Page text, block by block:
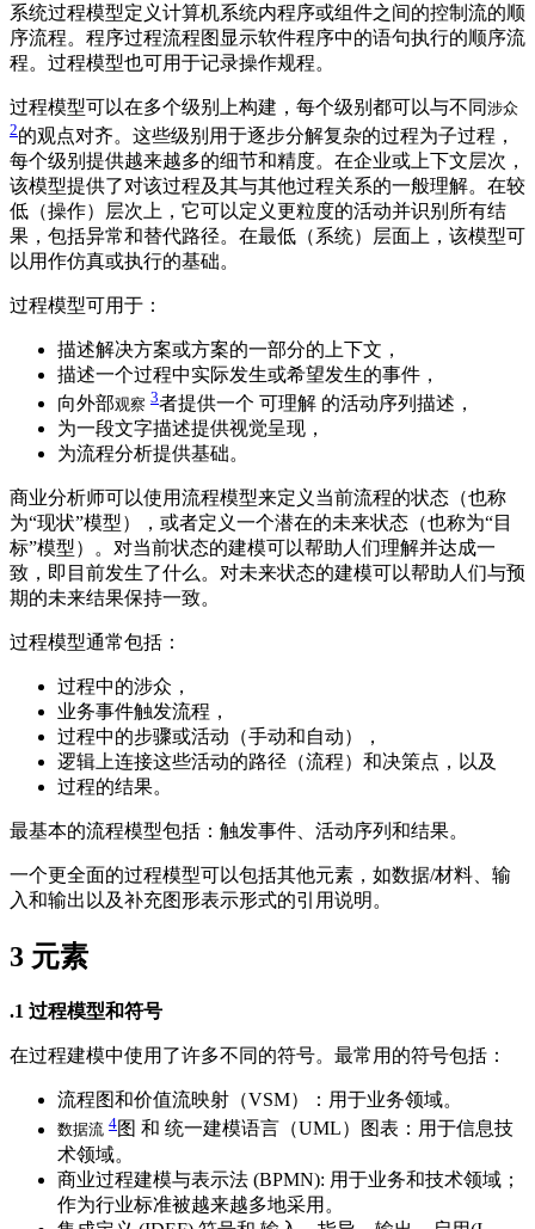
系统过程模型定义计算机系统内程序或组件之间的控制流的顺
序流程。程序过程流程图显示软件程序中的语句执行的顺序流
程。过程模型也可用于记录操作规程。
过程模型可以在多个级别上构建，每个级别都可以与不同 涉众
2的观点对齐。这些级别用于逐步分解复杂的过程为子过程，
每个级别提供越来越多的细节和精度。在企业或上下文层次，
该模型提供了对该过程及其与其他过程关系的一般理解。在较
低（操作）层次上，它可以定义更粒度的活动并识别所有结
果，包括异常和替代路径。在最低（系统）层面上，该模型可
以用作仿真或执行的基础。
过程模型可用于：
描述解决方案或方案的一部分的上下文，
描述一个过程中实际发生或希望发生的事件，
向外部观察 3者提供一个 可理解 的活动序列描述，
为一段文字描述提供视觉呈现，
为流程分析提供基础。
商业分析师可以使用流程模型来定义当前流程的状态（也称
为“现状”模型），或者定义一个潜在的未来状态（也称为“目
标”模型）。对当前状态的建模可以帮助人们理解并达成一
致，即目前发生了什么。对未来状态的建模可以帮助人们与预
期的未来结果保持一致。
过程模型通常包括：
过程中的涉众，
业务事件触发流程，
过程中的步骤或活动（手动和自动），
逻辑上连接这些活动的路径（流程）和决策点，以及
过程的结果。
最基本的流程模型包括：触发事件、活动序列和结果。
一个更全面的过程模型可以包括其他元素，如数据/材料、输
入和输出以及补充图形表示形式的引用说明。
3 元素
.1 过程模型和符号
在过程建模中使用了许多不同的符号。最常用的符号包括：
流程图和价值流映射（VSM）：用于业务领域。
数据流 4 图 和 统一建模语言（UML）图表：用于信息技
术领域。
商业过程建模与表示法 (BPMN): 用于业务和技术领域；
作为行业标准被越来越多地采用。